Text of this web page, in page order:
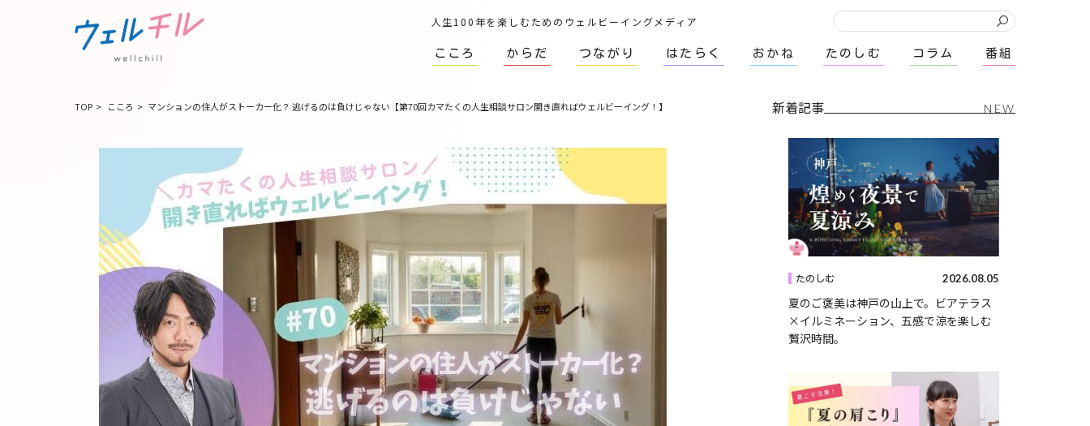
人生100年を楽しむためのウェルビーイングメディア
こころ からだ つながり はたらく おかね たのしむ コラム 番組
TOP > こころ > マンションの住人がストーカー化？ 逃げるのは負けじゃない【第70回カマたくの人生相談サロン開き直ればウェルビーイング！】 新着記事 NEW
たのしむ 2026.08.05
夏のご褒美は神戸の山上で。ビアテラス
×イルミネーション、五感で涼を楽しむ
贅沢時間。